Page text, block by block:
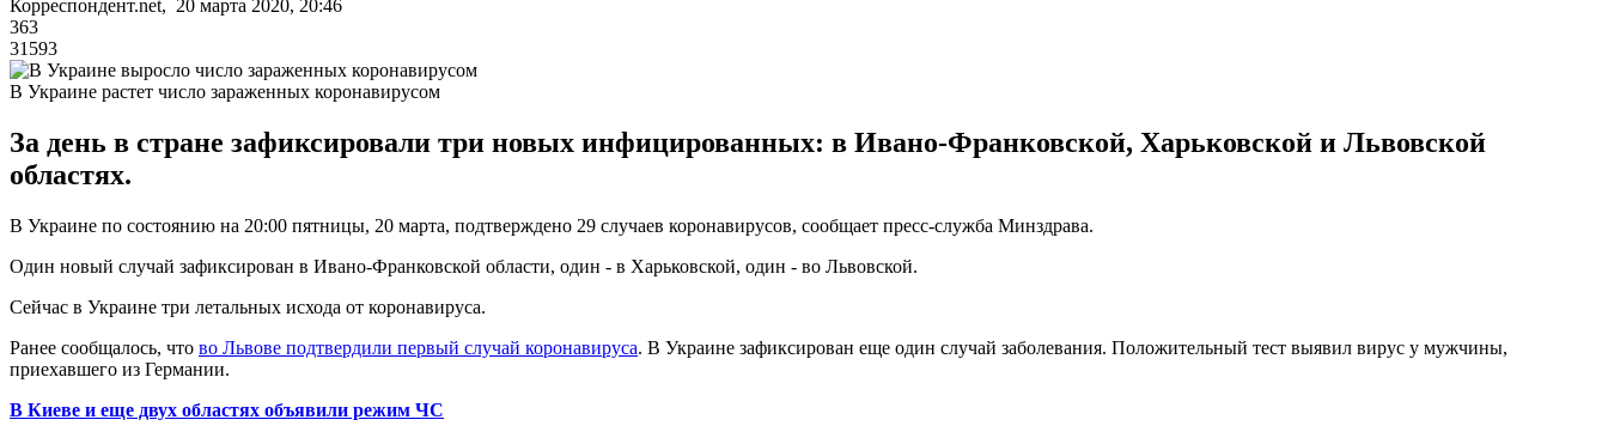
Корреспондент.net, 20 марта 2020, 20:46
363
31593
В Украине растет число зараженных коронавирусом
За день в стране зафиксировали три новых инфицированных: в Ивано-Франковской, Харьковской и Львовской
областях.
В Украине по состоянию на 20:00 пятницы, 20 марта, подтверждено 29 случаев коронавирусов, сообщает пресс-служба Минздрава.
Один новый случай зафиксирован в Ивано-Франковской области, один - в Харьковской, один - во Львовской.
Сейчас в Украине три летальных исхода от коронавируса.
Ранее сообщалось, что во Львове подтвердили первый случай коронавируса. В Украине зафиксирован еще один случай заболевания. Положительный тест выявил вирус у мужчины,
приехавшего из Германии.
В Киеве и еще двух областях объявили режим ЧС